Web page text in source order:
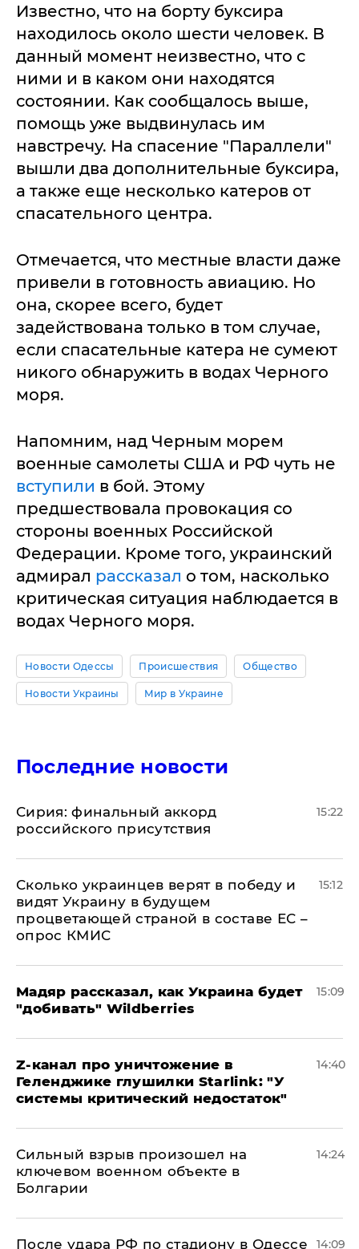
Известно, что на борту буксира
находилось около шести человек. В
данный момент неизвестно, что с
ними и в каком они находятся
состоянии. Как сообщалось выше,
помощь уже выдвинулась им
навстречу. На спасение "Параллели"
вышли два дополнительные буксира,
а также еще несколько катеров от
спасательного центра.
Отмечается, что местные власти даже
привели в готовность авиацию. Но
она, скорее всего, будет
задействована только в том случае,
если спасательные катера не сумеют
никого обнаружить в водах Черного
моря.
Напомним, над Черным морем
военные самолеты США и РФ чуть не
вступили в бой. Этому
предшествовала провокация со
стороны военных Российской
Федерации. Кроме того, украинский
адмирал рассказал о том, насколько
критическая ситуация наблюдается в
водах Черного моря.
Новости Одессы Происшествия Общество
Новости Украины Мир в Украине
Последние новости
​Сирия: финальный аккорд
российского присутствия
15:22
Сколько украинцев верят в победу и
видят Украину в будущем
процветающей страной в составе ЕС –
опрос КМИС
15:12
Мадяр рассказал, как Украина будет
"добивать" Wildberries
15:09
Z-канал про уничтожение в
Геленджике глушилки Starlink: "У
системы критический недостаток"
14:40
Сильный взрыв произошел на
ключевом военном объекте в
Болгарии
14:24
После удара РФ по стадиону в Одессе 14:09